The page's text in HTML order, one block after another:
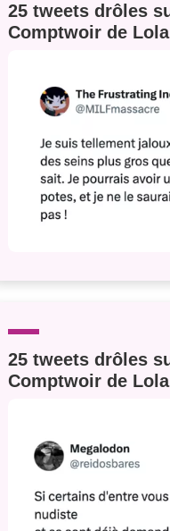
25 tweets drôles
Comptwoir de
25 tweets drôles
Comptwoir de